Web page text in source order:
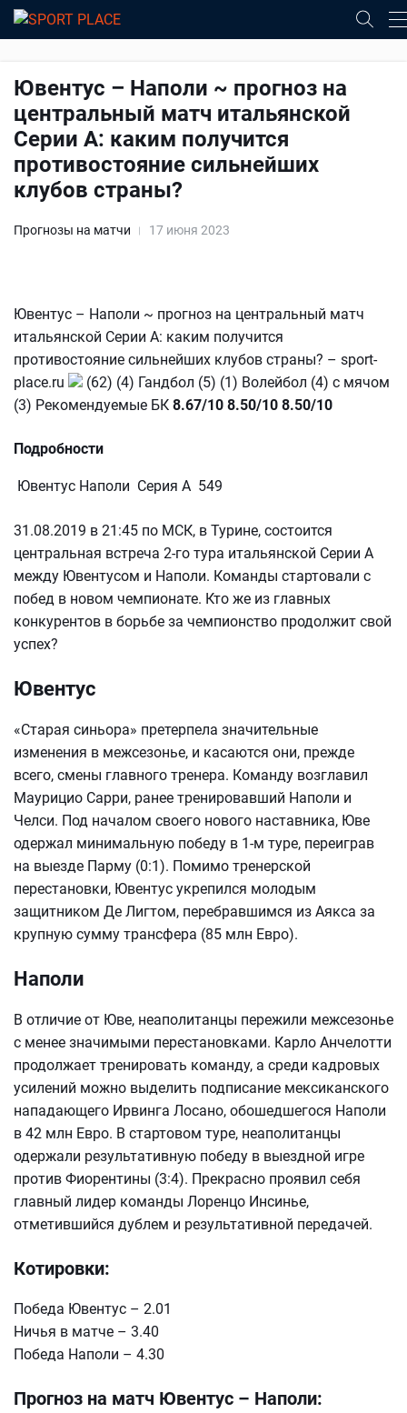
Ювентус – Наполи ~ прогноз на
центральный матч итальянской
Серии А: каким получится
противостояние сильнейших
клубов страны?
Прогнозы на матчи 17 июня 2023
Ювентус – Наполи ~ прогноз на центральный матч
итальянской Серии А: каким получится
противостояние сильнейших клубов страны? – sport-
place.ru
(62) (4) Гандбол (5) (1) Волейбол (4) с мячом
(3) Рекомендуемые БК 8.67/10 8.50/10 8.50/10
Подробности
Ювентус Наполи Серия А 549
31.08.2019 в 21:45 по МСК, в Турине, состоится
центральная встреча 2-го тура итальянской Серии А
между Ювентусом и Наполи. Команды стартовали с
побед в новом чемпионате. Кто же из главных
конкурентов в борьбе за чемпионство продолжит свой
успех?
Ювентус
«Старая синьора» претерпела значительные
изменения в межсезонье, и касаются они, прежде
всего, смены главного тренера. Команду возглавил
Маурицио Сарри, ранее тренировавший Наполи и
Челси. Под началом своего нового наставника, Юве
одержал минимальную победу в 1-м туре, переиграв
на выезде Парму (0:1). Помимо тренерской
перестановки, Ювентус укрепился молодым
защитником Де Лигтом, перебравшимся из Аякса за
крупную сумму трансфера (85 млн Евро).
Наполи
В отличие от Юве, неаполитанцы пережили межсезонье
с менее значимыми перестановками. Карло Анчелотти
продолжает тренировать команду, а среди кадровых
усилений можно выделить подписание мексиканского
нападающего Ирвинга Лосано, обошедшегося Наполи
в 42 млн Евро. В стартовом туре, неаполитанцы
одержали результативную победу в выездной игре
против Фиорентины (3:4). Прекрасно проявил себя
главный лидер команды Лоренцо Инсинье,
отметившийся дублем и результативной передачей.
Котировки:
Победа Ювентус – 2.01
Ничья в матче – 3.40
Победа Наполи – 4.30
Прогноз на матч Ювентус – Наполи: